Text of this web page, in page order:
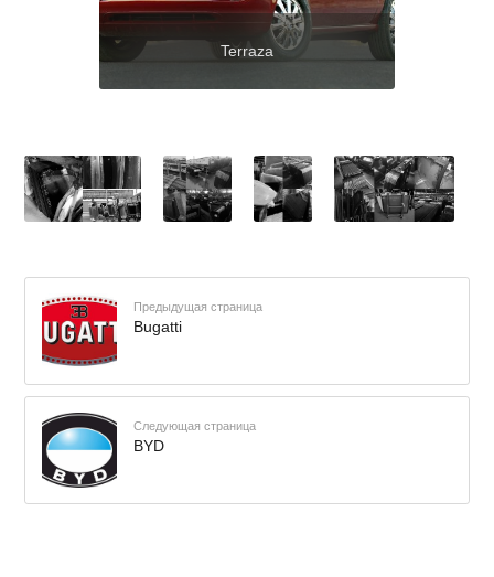
Terraza
Предыдущая страница
Bugatti
Следующая страница
BYD